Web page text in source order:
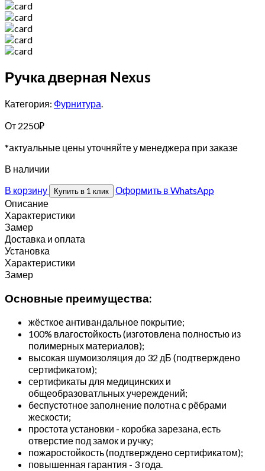
Ручка дверная Nexus
Категория: Фурнитура.
От 2250₽
*актуальные цены уточняйте у менеджера при заказе
В наличии
В корзину
Купить в 1 клик
Оформить в WhatsApp
Описание
Характеристики
Замер
Доставка и оплата
Установка
Характеристики
Замер
Основные преимущества:
жёсткое антивандальное покрытие;
100% влагостойкость (изготовлена полностью из
полимерных материалов);
высокая шумоизоляция до 32 дБ (подтверждено
сертификатом);
сертификаты для медицинских и
общеобразоватльных учереждений;
беспустотное заполнение полотна с рёбрами
жескости;
простота установки - коробка зарезана, есть
отверстие под замок и ручку;
пожаростойкость (подтверждено сертификатом);
повышенная гарантия - 3 года.